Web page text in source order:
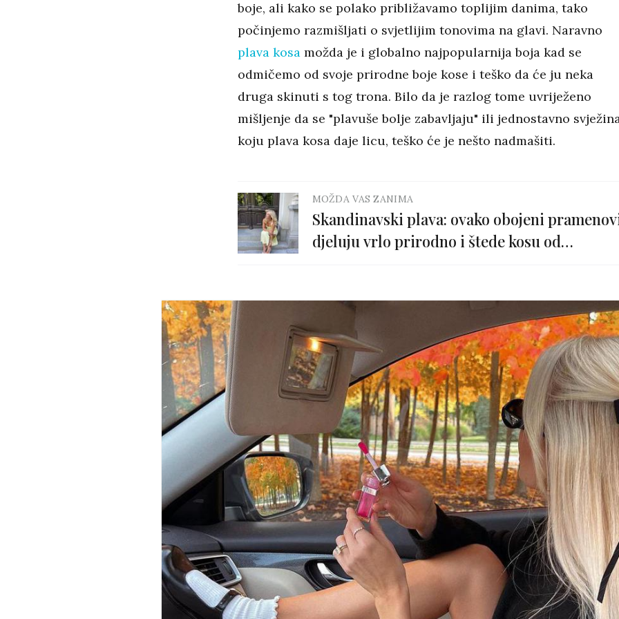
boje, ali kako se polako približavamo toplijim danima, tako
počinjemo razmišljati o svjetlijim tonovima na glavi. Naravno
plava kosamožda je i globalno najpopularnija boja kad se
odmičemo od svoje prirodne boje kose i teško da će ju neka
druga skinuti s tog trona. Bilo da je razlog tome uvriježeno
mišljenje da se "plavuše bolje zabavljaju" ili jednostavno
koju plava kosa daje licu, teško će je nešto nadmašiti.
MOŽDA VAS ZANIMA
Skandinavski plava: ovako obojeni
djeluju vrlo prirodno i štede kosu od